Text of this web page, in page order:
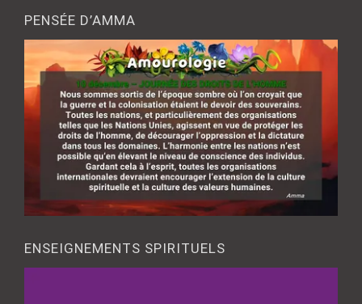
PENSÉE D’AMMA
ENSEIGNEMENTS SPIRITUELS